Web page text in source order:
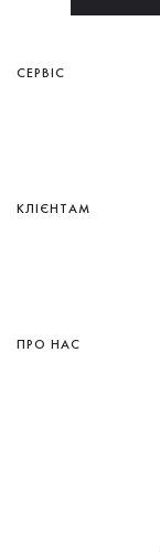
СЕРВІС
КЛІЄНТАМ
ПРО НАС